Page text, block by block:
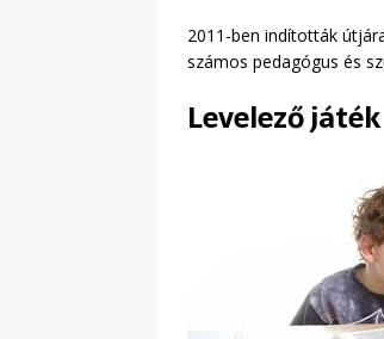
2011-ben indították
számos pedagógus és
Levelező játék